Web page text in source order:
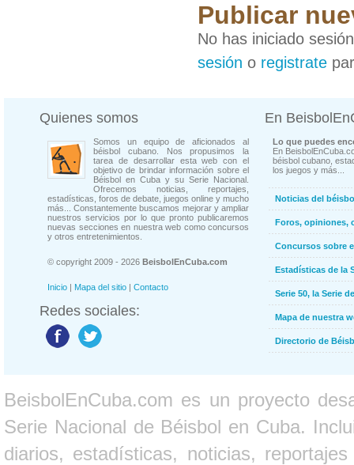
Publicar
No has iniciado
sesión o registrate
Quienes somos
Somos un equipo de aficionados al
béisbol cubano. Nos propusimos la
tarea de desarrollar esta web con el
objetivo de brindar información sobre el
Béisbol en Cuba y su Serie Nacional.
Ofrecemos noticias, reportajes,
estadísticas, foros de debate, juegos online y mucho
más... Constantemente buscamos mejorar y ampliar
nuestros servicios por lo que pronto publicaremos
nuevas secciones en nuestra web como concursos
y otros entretenimientos.
© copyright 2009 - 2026 BeisbolEnCuba.com
Inicio | Mapa del sitio | Contacto
Redes sociales:
En
Lo que puedes
En
béisbol cubano,
los juegos y más...
Noticias del
Foros, opiniones,
Concursos sobre
Estadísticas de la
Serie 50, la Serie
Mapa de nuestra
Directorio de
BeisbolEnCuba.com es un proyecto
Serie Nacional de Béisbol en Cuba.
diarios, estadísticas, noticias,